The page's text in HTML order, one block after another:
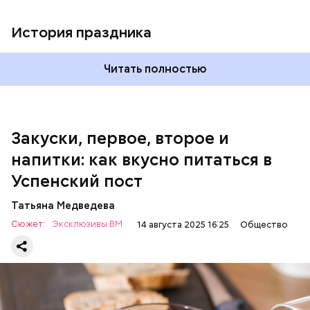
История праздника
Читать полностью
Закуски, первое, второе и
напитки: как вкусно питаться в
Успенский пост
Татьяна Медведева
Сюжет: Эксклюзивы ВМ 14 августа 2025 16:25 Общество
600 г помидоров;
300 г моркови;
200 г шпината;
зелень петрушки и укропа.